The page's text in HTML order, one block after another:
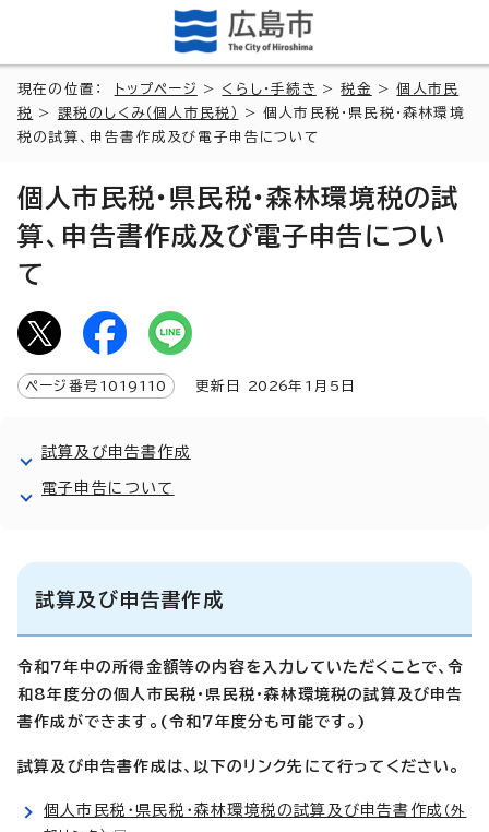
現在の位置： トップページ > くらし・手続き >税金 >個人市民
税
> 課税のしくみ（個人市民税）
> 個人市民税・県民税・森林環境
税の試算、申告書作成及び電子申告について
個人市民税・県民税・森林環境税の試
算、申告書作成及び電子申告につい
て
ページ番号 1019110 更新日 2026年1月5日
試算及び申告書作成
電子申告について
試算及び申告書作成
令和7年中の所得金額等の内容を入力していただくことで、令
和8年度分の個人市民税・県民税・森林環境税の試算及び申告
書作成ができます。(令和7年度分も可能です。)
試算及び申告書作成は、以下のリンク先にて行ってください。
個人市民税・県民税・森林環境税の試算及び申告書作成 （外